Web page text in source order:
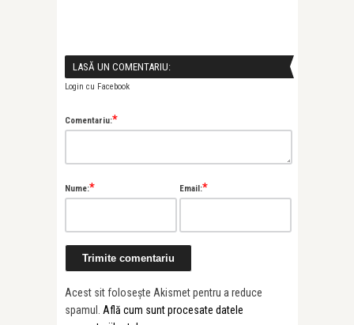
LASĂ UN COMENTARIU:
Login cu Facebook
Comentariu:*
Nume:* Email:*
Acest sit folosește Akismet pentru a reduce
spamul. Află cum sunt procesate datele